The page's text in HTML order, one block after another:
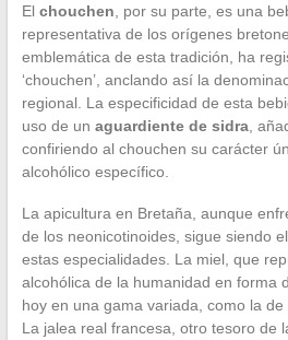
El chouchen , por su parte, es una
representativa de los orígenes
emblemática de esta tradición, ha
‘chouchen’, anclando así la
regional. La especificidad de esta
uso de un aguardiente de sidra,
confiriendo al chouchen su carácter
alcohólico específico.
La apicultura en Bretaña, aunque
de los neonicotinoides, sigue siendo
estas especialidades. La miel, que
alcohólica de la humanidad en forma
hoy en una gama variada, como la de
La jalea real francesa, otro tesoro de